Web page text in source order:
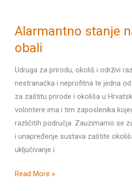
Istre
Alarmantno stanje
obali
Udruga za prirodu, okoliš i održivi
nestranačka i neprofitna te jedna
za zaštitu prirode i okoliša u
volontere ima i tim zaposlenika
različitih područja. Zauzimamo se
i unapređenje sustava zaštite
uključivanje i
Alarmantno
Read More »